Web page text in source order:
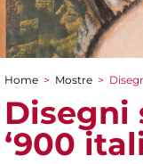
Tu sei qui
Home > Mostre >
Disegni
‘900